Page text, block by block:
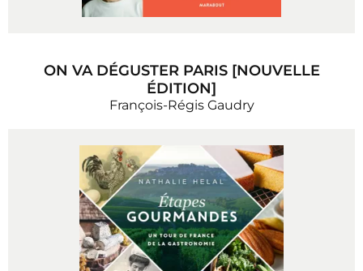
ON VA DÉGUSTER PARIS [NOUVELLE
ÉDITION]
François-Régis Gaudry